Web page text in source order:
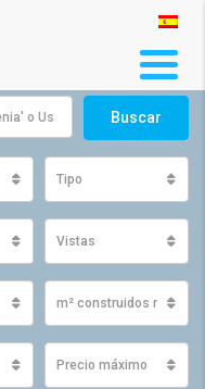
Buscar
Tipo
Vistas
m² construidos
Precio máximo